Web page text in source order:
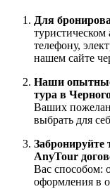
Для
телефону,
нашем сайте
Наши
тура в
Ваших
выбрать для
Забронируйте
AnyTour
Вас способом:
оформления в